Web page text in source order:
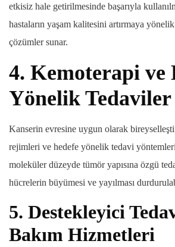
etkisiz hale getirilmesinde başarıyla
hastaların yaşam kalitesini artırmaya
çözümler sunar.
4. Kemoterapi ve
Yönelik Tedaviler
Kanserin evresine uygun olarak
rejimleri ve hedefe yönelik tedavi
moleküler düzeyde tümör yapısına özgü
hücrelerin büyümesi ve yayılması
5. Destekleyici
Bakım Hizmetleri